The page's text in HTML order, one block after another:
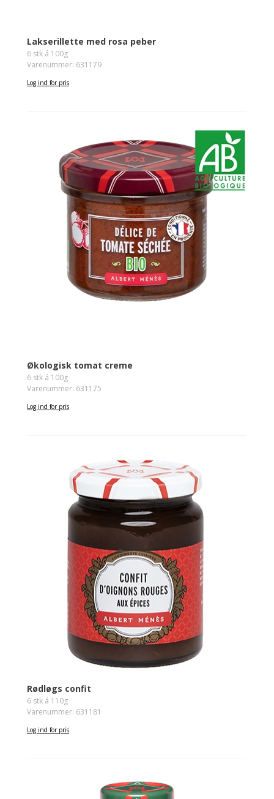
Lakserillette med rosa peber
6 stk á 100g
Varenummer: 631179
Log ind for pris
Økologisk tomat creme
6 stk á 100g
Varenummer: 631175
Log ind for pris
Rødløgs confit
6 stk á 110g
Varenummer: 631181
Log ind for pris